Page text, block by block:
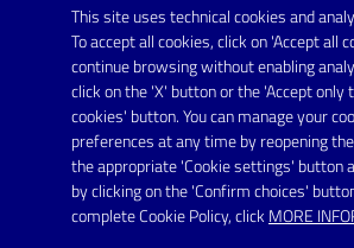
This site uses technical cookies and
To accept all cookies, click on 'Accept all
continue browsing without enabling
click on the 'X' button or the 'Accept only
cookies' button. You can manage your
preferences at any time by reopening
the appropriate 'Cookie settings' button
by clicking on the 'Confirm choices'
complete Cookie Policy, click MORE
Posta Elettronica Certificata:
URP - Ufficio Relazioni con il Pubblico
Link utili
Informativa privacy